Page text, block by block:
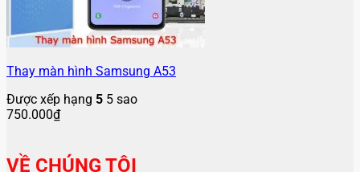
Thay màn hình Samsung A53
Được xếp hạng 5 5 sao
750.000₫
VỀ CHÚNG TÔI